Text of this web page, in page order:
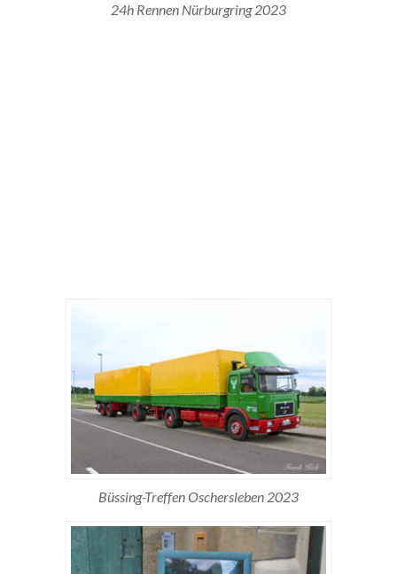
24h Rennen Nürburgring 2023
Büssing-Treffen Oschersleben 2023